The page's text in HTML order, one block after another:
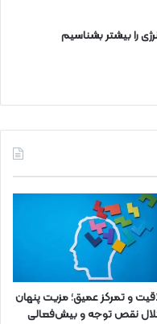
را بیشتر بشناسیم
و تمرکز عمیق؛ مزیت پنهان
نقص توجه و بیش‌فعالی